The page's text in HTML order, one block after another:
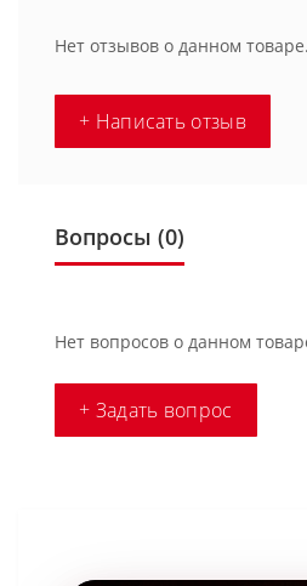
Нет отзывов о данном товаре.
+ Написать отзыв
Вопросы (0)
Нет вопросов о данном
+ Задать вопрос